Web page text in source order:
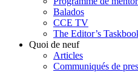
Balados
CCE TV
The Editor’s
Quoi de neuf
Articles
Communiqués de